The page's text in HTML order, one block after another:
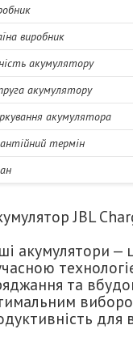
виробник
акумулятору
акумулятору
акумулятора
термін
JBL
акумулятори —
та